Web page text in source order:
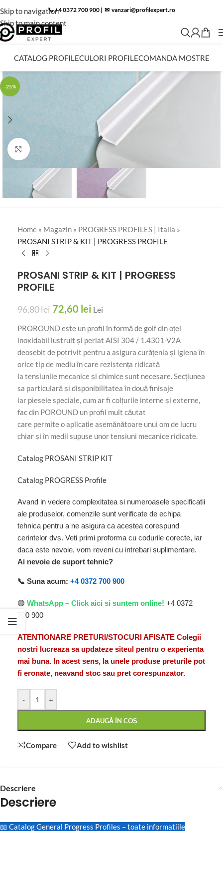
Skip to navigation
Skip to main content
📞 +4 0372 700 900 | ✉︎ vanzari@profilexpert.ro
CATALOG PROFILECULORI PROFILECOMANDA MOSTRE
-25%
Click to enlarge
Home » Magazin » PROGRESS PROFILES | Italia »
PROSANI STRIP & KIT | PROGRESS PROFILE
PROSANI STRIP & KIT | PROGRESS
PROFILE
96,80lei 72,60 lei Lei
PROROUND este un profil în formă de golf din oțel
inoxidabil lustruit și periat AISI 304 / 1.4301-V2A
deosebit de potrivit pentru a asigura curățenia și igiena în
orice tip de mediu în care rezistența ridicată
la tensiunile mecanice și chimice sunt necesare. Secțiunea
sa particulară și disponibilitatea în două finisaje
iar piesele speciale, cum ar fi colțurile interne și externe,
fac din POROUND un profil mult căutat
care permite o aplicație asemănătoare unui om de lucru
chiar și în medii supuse unor tensiuni mecanice ridicate.
Catalog PROSANI STRIP KIT
Catalog PROGRESS Profile
Avand in vedere complexitatea si numeroasele specificatii
ale produselor, comenzile sunt verificate de echipa
tehnica pentru a ne asigura ca acestea corespund
cerintelor dvs. Veti primi proforma cu codurile corecte, iar
daca este nevoie, vom reveni cu intrebari suplimentare.
Ai nevoie de suport tehnic?
📞 Suna acum: +4 0372 700 900
🟢 WhatsApp – Click aici si suntem online! +4 0372
700 900
ATENTIONARE PRETURI/STOCURI AFISATE Colegii
nostri lucreaza sa updateze siteul pentru o experienta
mai buna. In acest sens, la unele produse preturile pot
fi eronate, neavand stoc sau pret corespunzator.
- +
ADAUGĂ ÎN COȘ
Compare Add to wishlist
Descriere
Descriere
📖 Catalog General Progress Profiles – toate informatiile